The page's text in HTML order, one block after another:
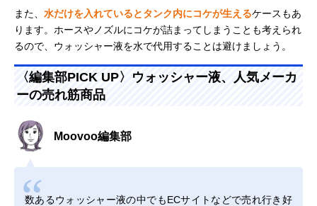
また、 水だけを入れているとタンク内にコケが生えるケースもあ
ります。ホースやノズルにコケが詰まってしまうことも考えられ
るので、ウォッシャー液を水で代用することは避けましょう。
〈編集部PICK UP〉ウォッシャー液、人気メーカ
ーの売れ筋商品
Moovoo編集部
数あるウォッシャー液の中でもECサイトなどで売れ行き好